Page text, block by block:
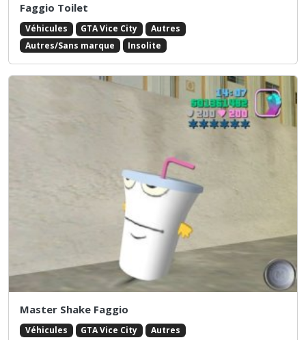
Faggio Toilet
Véhicules GTA Vice City
Autres
Autres/Sans marque
Insolite
Master Shake Faggio
Véhicules GTA Vice City
Autres